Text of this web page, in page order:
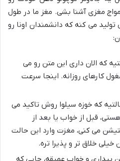
مغزی آشنا بشی. مغز ما در طول
می کنه که دانشمندان اونا رو
که الان داری این متن رو می
کارهای روزانه. اینجا سرعت
که خوزه سیلوا روش تاکید می
قبل از خواب یا بعد از
می کنی، مغزت وارد این حالت
خلاق تر و پذیرا تره.
بیداری و خواب عمیقه، جایی که